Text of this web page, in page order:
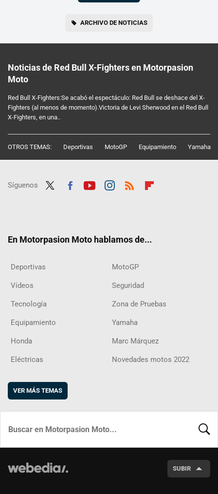
ARCHIVO DE NOTICIAS
Noticias de Red Bull X-Fighters en Motorpasion
Moto
Red Bull X-Fighters:Se acabó el espectáculo: Red Bull se deshace del X-
Fighters (al menos de momento).Victoria de Levi Sherwood en el Red Bull
X-Fighters, en una..
OTROS TEMAS: Deportivas MotoGP Equipamiento Yamaha
Síguenos
En Motorpasion Moto hablamos de...
Deportivas MotoGP
Vídeos Seguridad
Tecnología Zona de Pruebas
Equipamiento Yamaha
Honda Marc Márquez
Eléctricas Novedades motos 2022
VER MÁS TEMAS
SUBIR